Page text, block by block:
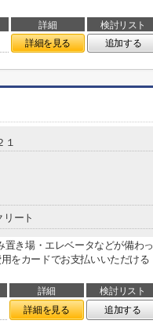
詳細
検討リスト
詳細を見る 追加する
１
リート
置き場・エレベータなどが備わっ
をカードでお支払いいただける
詳細
検討リスト
詳細を見る 追加する